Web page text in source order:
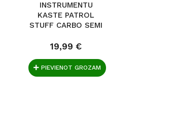
INSTRUMENTU
KASTE PATROL
STUFF CARBO SEMI
19,99 €
PIEVIENOT GROZAM